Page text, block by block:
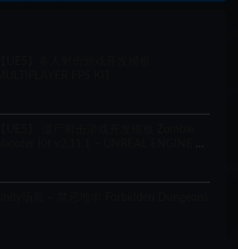
Shooter Kit v2.11.1 – UNREAL ENGINE 5